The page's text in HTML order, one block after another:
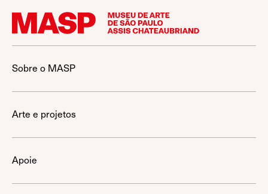
Sobre o MASP
Arte e projetos
Apoie